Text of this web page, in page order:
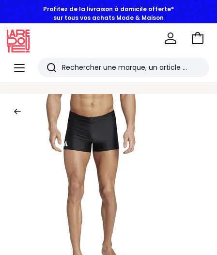
Profitez de la livraison à domicile offerte*
sur tous vos achats Mode & Maison
Menu
Redoute
Rechercher
derniers
articles
consultés
Aller